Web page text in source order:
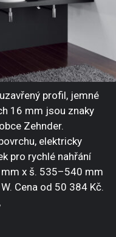
uzavřený profil, jemné
16 mm jsou znaky
Zehnder.
elektricky
pro rychlé nahřání
x š. 535–540 mm
Cena od 50 384 Kč.